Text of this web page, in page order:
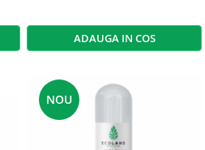
ADAUGA IN COS
NOU